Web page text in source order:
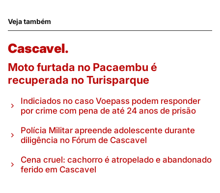
Veja também
Cascavel.
Moto furtada no Pacaembu é
recuperada no Turisparque
Indiciados no caso Voepass podem responder
por crime com pena de até 24 anos de prisão
Polícia Militar apreende adolescente durante
diligência no Fórum de Cascavel
Cena cruel: cachorro é atropelado e abandonado
ferido em Cascavel